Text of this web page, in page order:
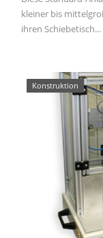
kleiner bis
ihren Schiebetisch...
Konstruktion